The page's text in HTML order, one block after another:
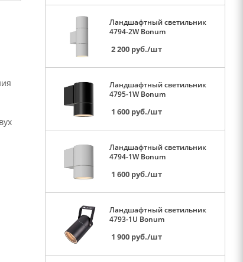
Ландшафтный светильник
4794-2W Bonum
2 200 руб./шт
Ландшафтный светильник
4795-1W Bonum
1 600 руб./шт
Ландшафтный светильник
4794-1W Bonum
1 600 руб./шт
Ландшафтный светильник
4793-1U Bonum
1 900 руб./шт